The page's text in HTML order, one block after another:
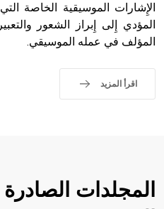
الإِشارات الموسيقية الخاصة
المؤدي إِلى إِبراز الشعور
المؤلف في عمله الموسيقي.
اقرأ المزيد
المجلدات